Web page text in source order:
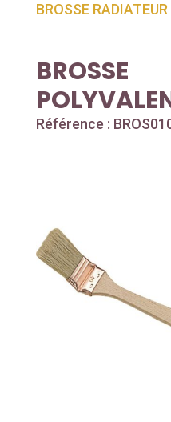
BROSSE
BROSSE
Référence :